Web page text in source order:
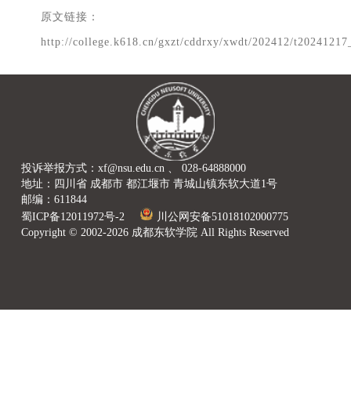
原文链接：
http://college.k618.cn/gxzt/cddrxy/xwdt/202412/
投诉举报方式：xf@nsu.edu.cn 、 028-64888000
地址：四川省 成都市 都江堰市 青城山镇东软大道1号
邮编：611844
蜀ICP备12011972号-2
川公网安备51018102000775
Copyright © 2002-2026 成都东软学院 All Rights Reserved